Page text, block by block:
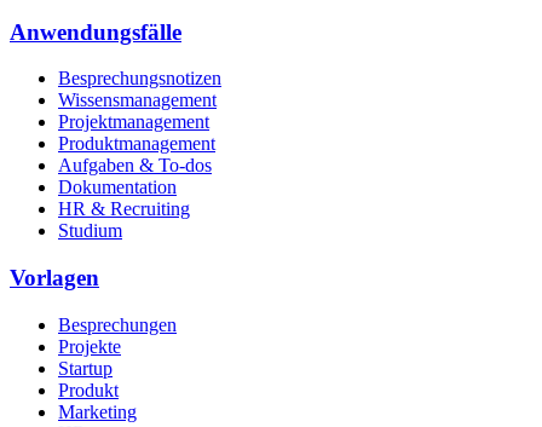
Anwendungsfälle
Besprechungsnotizen
Wissensmanagement
Projektmanagement
Produktmanagement
Aufgaben & To-dos
Dokumentation
HR & Recruiting
Studium
Vorlagen
Besprechungen
Projekte
Startup
Produkt
Marketing